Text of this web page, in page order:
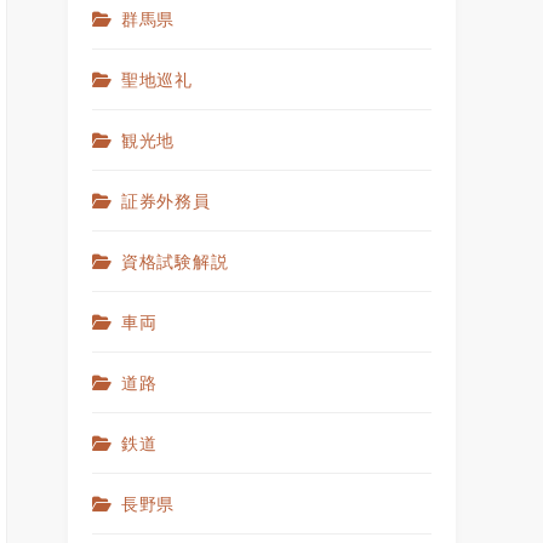
群馬県
聖地巡礼
観光地
証券外務員
資格試験解説
車両
道路
鉄道
長野県